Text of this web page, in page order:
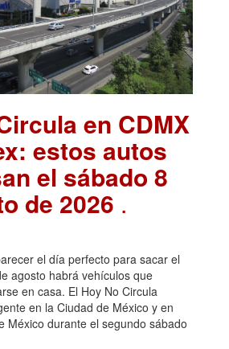
en CDMX
estos autos
el sábado 8
de 2026 .
el día perfecto para sacar el
agosto habrá vehículos que
en casa. El Hoy No Circula
en la Ciudad de México y en
México durante el segundo sábado